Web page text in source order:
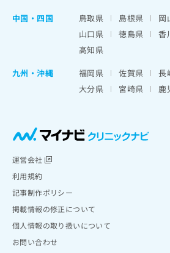
中国・四国
鳥取県 島根県 岡
山口県
徳島県 香
高知県
九州・沖縄
福岡県 佐賀県 長
大分県
宮崎県 鹿
運営会社
利用規約
記事制作ポリシー
掲載情報の修正について
個人情報の取り扱いについて
お問い合わせ